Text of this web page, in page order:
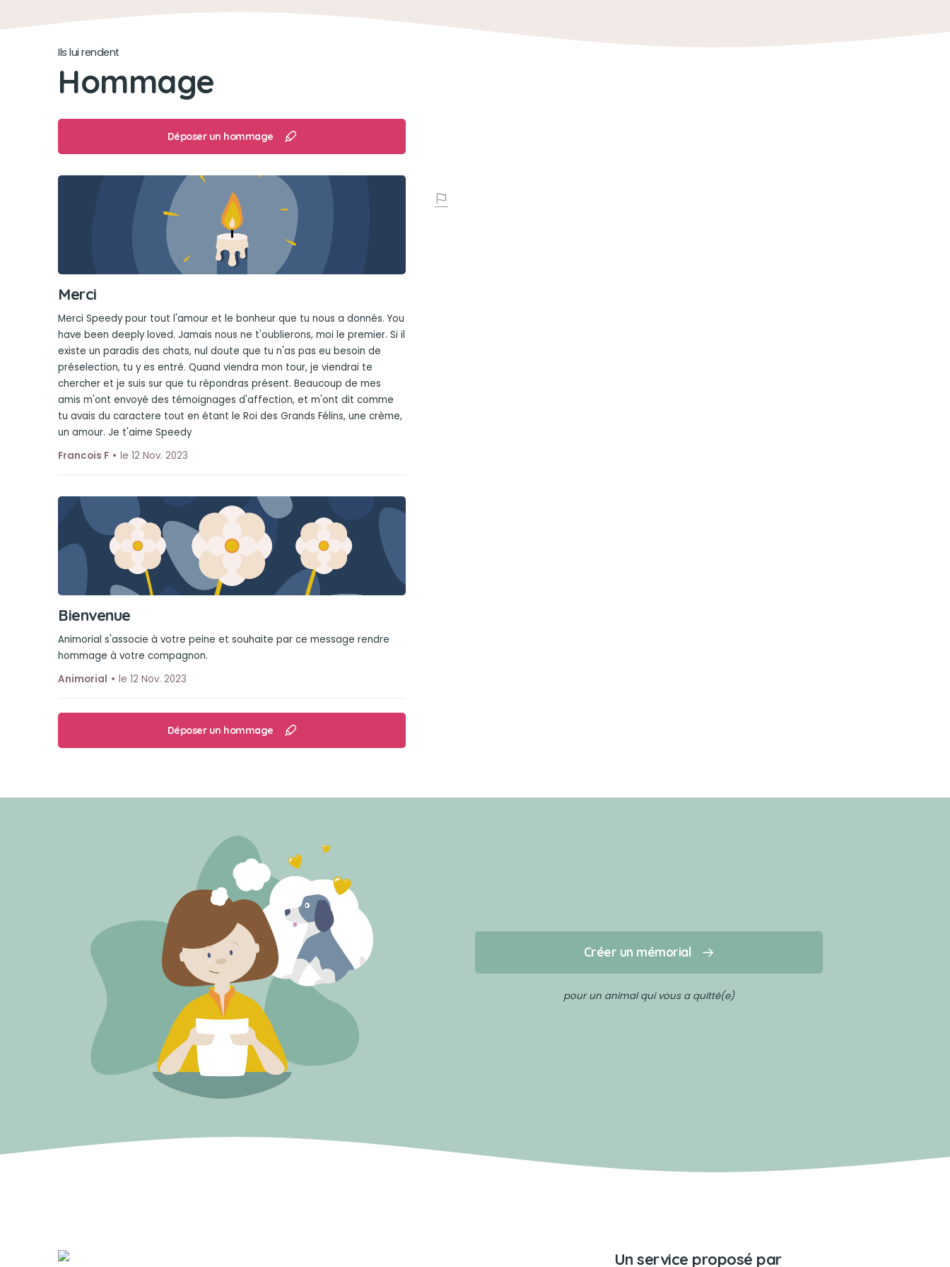
Ils lui rendent
Hommage
Déposer un hommage
Merci
Merci Speedy pour tout l'amour et le bonheur que tu nous a donnés. You
have been deeply loved. Jamais nous ne t'oublierons, moi le premier. Si il
existe un paradis des chats, nul doute que tu n'as pas eu besoin de
préselection, tu y es entré. Quand viendra mon tour, je viendrai te
chercher et je suis sur que tu répondras présent. Beaucoup de mes
amis m'ont envoyé des témoignages d'affection, et m'ont dit comme
tu avais du caractere tout en étant le Roi des Grands Félins, une crème,
un amour. Je t'aime Speedy
Francois F
le 12 Nov. 2023
Bienvenue
Animorial s'associe à votre peine et souhaite par ce message rendre
hommage à votre compagnon.
Animorial
le 12 Nov. 2023
Déposer un hommage
Créer un mémorial
pour un animal qui vous a quitté(e)
Un service proposé par